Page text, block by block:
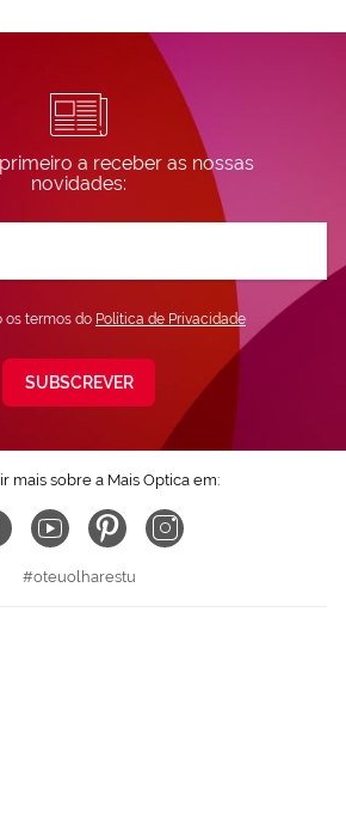
a receber as nossas
novidades:
os termos do Política de Privacidade
SUBSCREVER
mais sobre a Mais Optica em:
#oteuolharestu